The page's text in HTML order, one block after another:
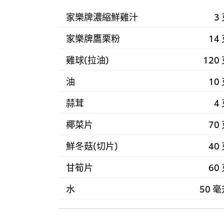
家樂牌濃縮鮮雞汁
3
家樂牌鷹栗粉
14
雞球(拉油)
120
油
10
蒜茸
4
椰菜片
70
鮮冬菇(切片)
40
甘筍片
60
水
50 毫